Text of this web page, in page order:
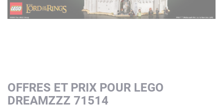
OFFRES ET PRIX POUR LEGO
DREAMZZZ 71514